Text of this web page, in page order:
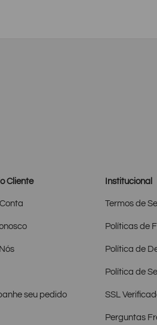
Cliente
seu pedido
Institucional
Termos de
Políticas de
Política de
Política de
SSL
Perguntas